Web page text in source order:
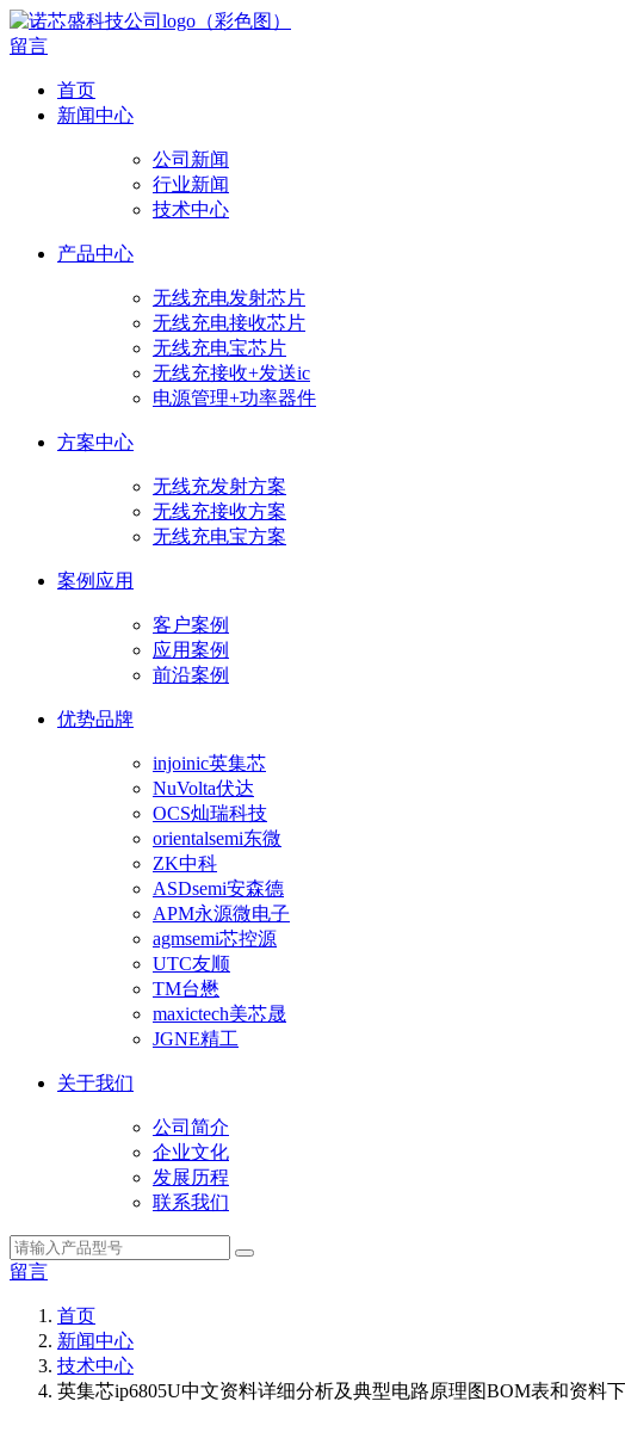
留言
首页
新闻中心
公司新闻
行业新闻
技术中心
产品中心
无线充电发射芯片
无线充电接收芯片
无线充电宝芯片
无线充接收+发送ic
电源管理+功率器件
方案中心
无线充发射方案
无线充接收方案
无线充电宝方案
案例应用
客户案例
应用案例
前沿案例
优势品牌
injoinic英集芯
NuVolta伏达
OCS灿瑞科技
orientalsemi东微
ZK中科
ASDsemi安森德
APM永源微电子
agmsemi芯控源
UTC友顺
TM台懋
maxictech美芯晟
JGNE精工
关于我们
公司简介
企业文化
发展历程
联系我们
留言
首页
新闻中心
技术中心
英集芯ip6805U中文资料详细分析及典型电路原理图BOM表和资料